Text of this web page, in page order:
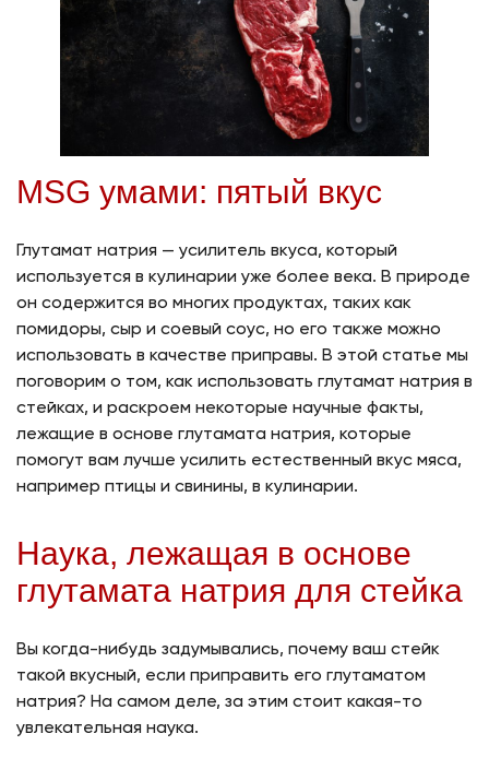
MSG умами: пятый вкус
Глутамат натрия — усилитель вкуса, который
используется в кулинарии уже более века. В природе
он содержится во многих продуктах, таких как
помидоры, сыр и соевый соус, но его также можно
использовать в качестве приправы. В этой статье мы
поговорим о том, как использовать глутамат натрия в
стейках, и раскроем некоторые научные факты,
лежащие в основе глутамата натрия, которые
помогут вам лучше усилить естественный вкус мяса,
например птицы и свинины, в кулинарии.
Наука, лежащая в основе
глутамата натрия для стейка
Вы когда-нибудь задумывались, почему ваш стейк
такой вкусный, если приправить его глутаматом
натрия? На самом деле, за этим стоит какая-то
увлекательная наука.